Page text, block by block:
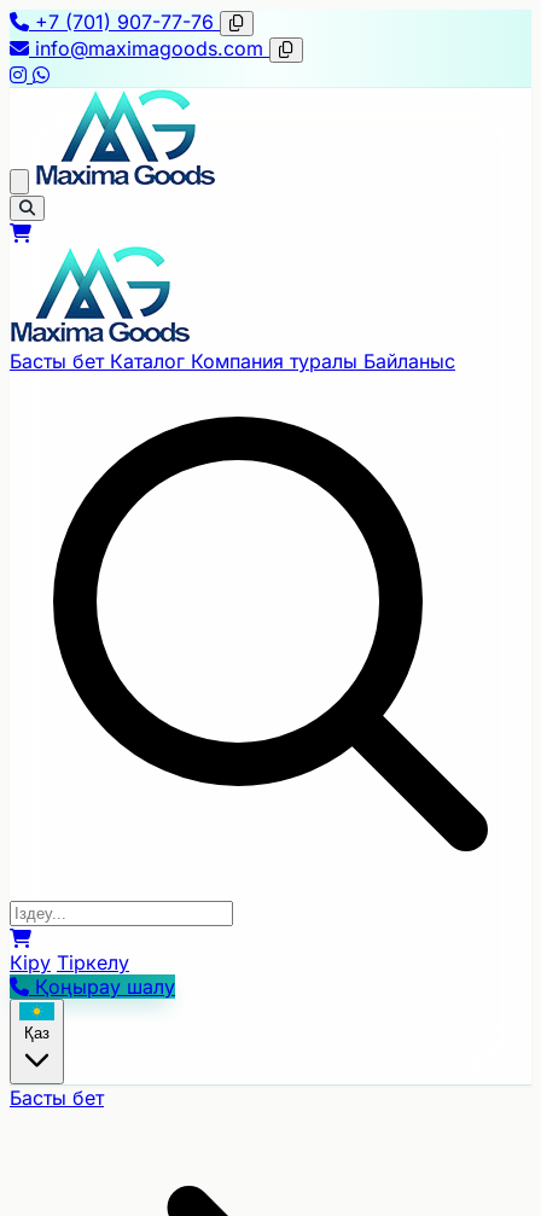
+7 (701) 907-77-76
info@maximagoods.com
Басты бет Каталог Компания туралы Байланыс
Кіру Тіркелу
Қоңырау шалу
Қаз
Басты бет